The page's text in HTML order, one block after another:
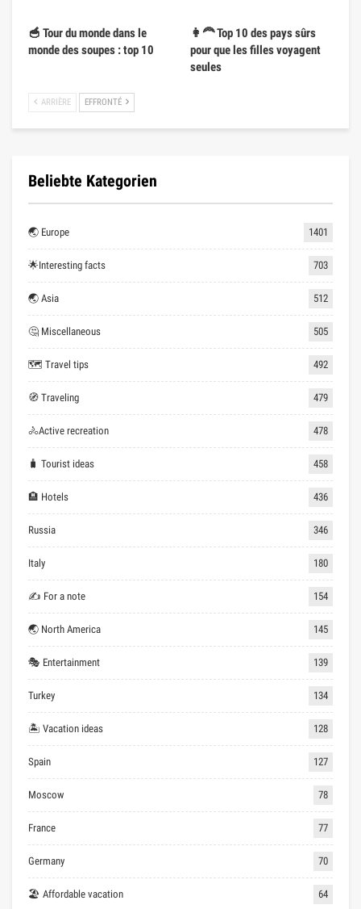
🥣 Tour du monde dans le
monde des soupes : top 10
👩‍🦰 Top 10 des pays sûrs
pour que les filles voyagent
seules
ARRIÈRE EFFRONTÉ
Beliebte Kategorien
🌏 Europe 1401
🌟Interesting facts 703
🌏 Asia 512
🤔 Miscellaneous 505
🗺 Travel tips 492
🧭 Traveling 479
🚴Active recreation 478
🧳 Tourist ideas 458
🏨 Hotels 436
Russia 346
Italy 180
✍ For a note 154
🌏 North America 145
🎭 Entertainment 139
Turkey 134
🏝 Vacation ideas 128
Spain 127
Moscow 78
France 77
Germany 70
🏖 Affordable vacation 64